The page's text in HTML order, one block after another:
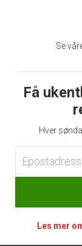
Se
Få
Hver
Les mer